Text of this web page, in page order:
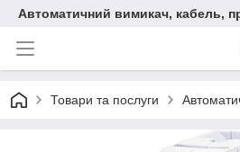
Автоматичний вимикач, кабель,
Товари та послуги